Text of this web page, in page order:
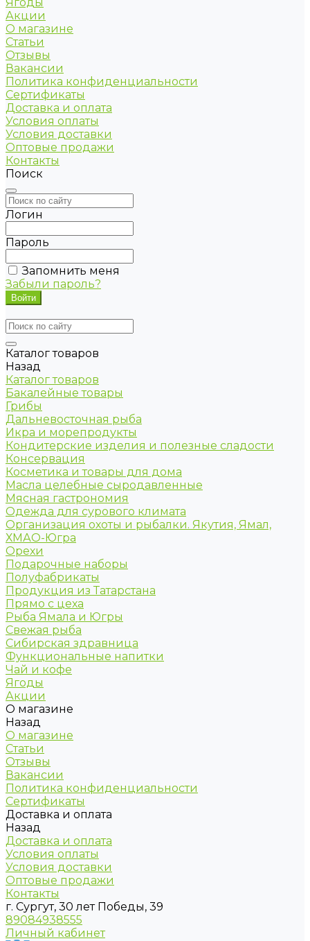
Акции
О магазине
Статьи
Отзывы
Вакансии
Политика конфиденциальности
Сертификаты
Доставка и оплата
Условия оплаты
Условия доставки
Оптовые продажи
Контакты
Поиск
Логин
Пароль
Запомнить меня
Забыли пароль?
Каталог товаров
Назад
Каталог товаров
Бакалейные товары
Грибы
Дальневосточная рыба
Икра и морепродукты
Кондитерские изделия и полезные сладости
Консервация
Косметика и товары для дома
Масла целебные сыродавленные
Мясная гастрономия
Одежда для сурового климата
Организация охоты и рыбалки. Якутия, Ямал,
ХМАО-Югра
Орехи
Подарочные наборы
Полуфабрикаты
Продукция из Татарстана
Прямо с цеха
Рыба Ямала и Югры
Свежая рыба
Сибирская здравница
Функциональные напитки
Чай и кофе
Ягоды
Акции
О магазине
Назад
О магазине
Статьи
Отзывы
Вакансии
Политика конфиденциальности
Сертификаты
Доставка и оплата
Назад
Доставка и оплата
Условия оплаты
Условия доставки
Оптовые продажи
Контакты
г. Сургут, 30 лет Победы, 39
89084938555
Личный кабинет